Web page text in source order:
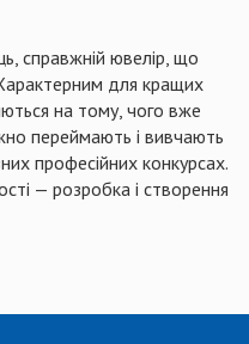
справжній ювелір, що
для кращих
на тому, чого вже
переймають і вивчають
професійних конкурсах.
— розробка і створення